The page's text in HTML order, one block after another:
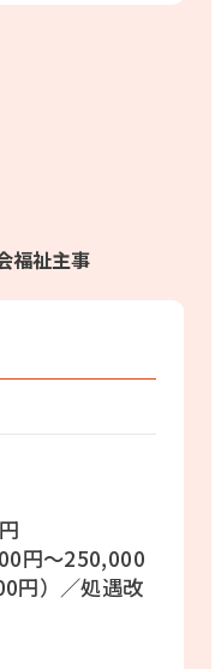
福祉主事
円〜250,000
円）／処遇改